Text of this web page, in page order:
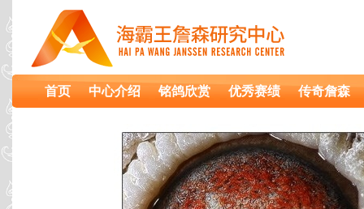
首页 中心介绍 铭鸽欣赏 优秀赛绩 传奇詹森